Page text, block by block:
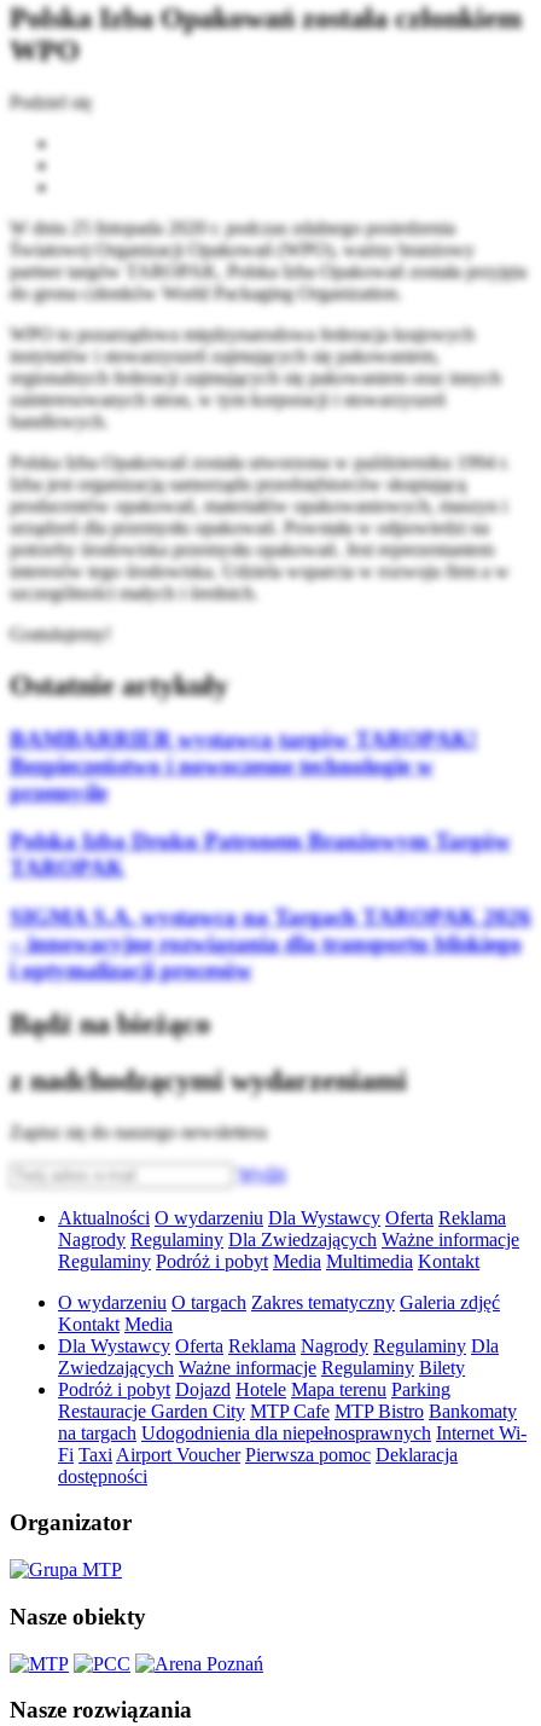
Polska Izba Opakowań została członkiem
WPO
Podziel się
W dniu 25 listopada 2020 r. podczas zdalnego posiedzenia
Światowej Organizacji Opakowań (WPO), ważny branżowy
partner targów TAROPAK, Polska Izba Opakowań została przyjęta
do grona członków World Packaging Organization.
WPO to pozarządowa międzynarodowa federacja krajowych
instytutów i stowarzyszeń zajmujących się pakowaniem,
regionalnych federacji zajmujących się pakowaniem oraz innych
zainteresowanych stron, w tym korporacji i stowarzyszeń
handlowych.
Polska Izba Opakowań została utworzona w październiku 1994 r.
Izba jest organizacją samorządu przedsiębiorców skupiającą
producentów opakowań, materiałów opakowaniowych, maszyn i
urządzeń dla przemysłu opakowań. Powstała w odpowiedzi na
potrzeby środowiska przemysłu opakowań. Jest reprezentantem
interesów tego środowiska. Udziela wsparcia w rozwoju firm a w
szczególności małych i średnich.
Gratulujemy!
Ostatnie artykuły
BAMBARRIER wystawcą targów TAROPAK!
Bezpieczeństwo i nowoczesne technologie w
przemyśle
Polska Izba Druku Patronem Branżowym Targów
TAROPAK
SIGMA S.A. wystawcą na Targach TAROPAK 2026
– innowacyjne rozwiązania dla transportu bliskiego
i optymalizacji procesów
Bądź na bieżąco
z nadchodzącymi wydarzeniami
Zapisz się do naszego newslettera
Wyślij
Aktualności O wydarzeniu Dla Wystawcy Oferta Reklama
Nagrody Regulaminy Dla Zwiedzających Ważne informacje
Regulaminy Podróż i pobyt Media Multimedia Kontakt
O wydarzeniu O targach Zakres tematyczny Galeria zdjęć
Kontakt Media
Dla Wystawcy Oferta Reklama Nagrody Regulaminy Dla
Zwiedzających Ważne informacje Regulaminy Bilety
Podróż i pobyt Dojazd Hotele Mapa terenu Parking
Restauracje Garden City MTP Cafe MTP Bistro Bankomaty
na targach Udogodnienia dla niepełnosprawnych Internet Wi-
Fi Taxi Airport Voucher Pierwsza pomoc Deklaracja
dostępności
Organizator
Nasze obiekty
Nasze rozwiązania